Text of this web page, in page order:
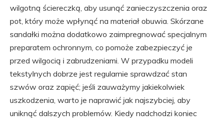
wilgotną ściereczką, aby usunąć zanieczyszczenia oraz
pot, który może wpłynąć na materiał obuwia. Skórzane
sandałki można dodatkowo zaimpregnować specjalnym
preparatem ochronnym, co pomoże zabezpieczyć je
przed wilgocią i zabrudzeniami. W przypadku modeli
tekstylnych dobrze jest regularnie sprawdzać stan
szwów oraz zapięć; jeśli zauważymy jakiekolwiek
uszkodzenia, warto je naprawić jak najszybciej, aby
uniknąć dalszych problemów. Kiedy nadchodzi koniec